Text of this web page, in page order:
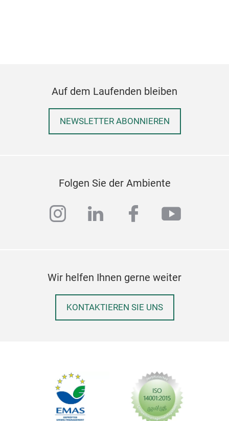
Auf dem Laufenden bleiben
NEWSLETTER ABONNIEREN
Folgen Sie der Ambiente
instagram
linkedinfacebook
Wir helfen Ihnen gerne weiter
KONTAKTIEREN SIE UNS